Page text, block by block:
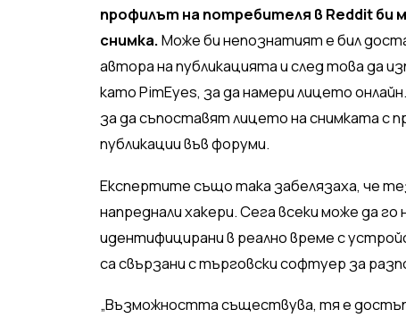
профилът на потребителя в Reddit би
снимка.Може би непознатият е бил
автора на публикацията и след това да
като PimEyes, за да намери лицето
за да съпоставят лицето на снимката с
публикации във форуми.
Експертите също така забелязаха, че
напреднали хакери. Сега всеки може да
идентифицирани в реално време с
са свързани с търговски софтуер за
„Възможността съществува, тя е